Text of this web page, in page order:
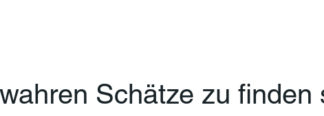
Schätze zu finden